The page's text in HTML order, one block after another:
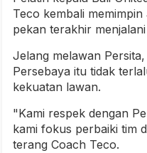
Teco kembali
pekan terakhir
Jelang melawan
Persebaya itu tidak
kekuatan lawan.
"Kami respek dengan
kami fokus perbaiki tim
terang Coach Teco.